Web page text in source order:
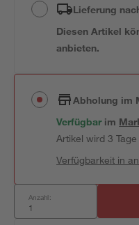
Lieferung
Diesen Artikel
anbieten.
Abholung im
Verfügbar im
Artikel wird 3
Verfügbarkeit in
Anzahl: